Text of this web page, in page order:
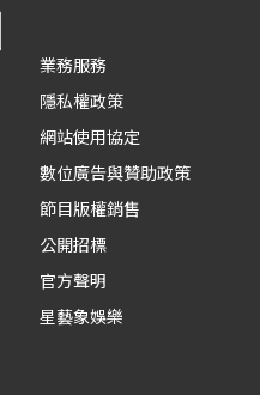
業務服務
隱私權政策
網站使用協定
數位廣告與贊助政策
節目版權銷售
公開招標
官方聲明
星藝象娛樂